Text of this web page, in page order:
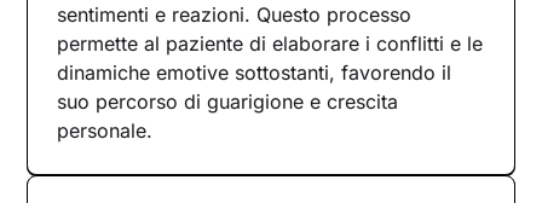
sentimenti e reazioni. Questo processo
permette al paziente di elaborare i conflitti e le
dinamiche emotive sottostanti, favorendo il
suo percorso di guarigione e crescita
personale.